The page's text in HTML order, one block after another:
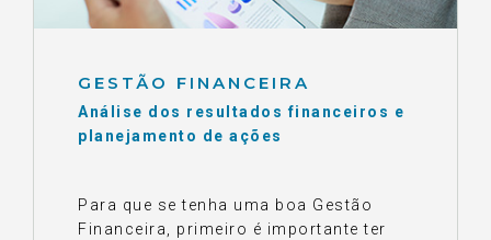
GESTÃO FINANCEIRA
Análise dos resultados financeiros e
planejamento de ações
Para que se tenha uma boa Gestão
Financeira, primeiro é importante ter